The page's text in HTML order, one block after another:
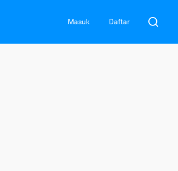
Masuk Daftar